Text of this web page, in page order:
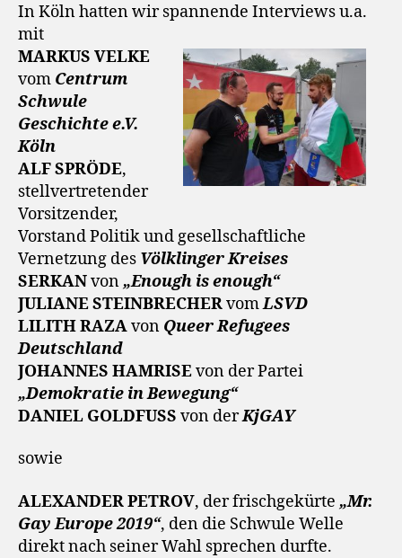
In Köln hatten wir spannende Interviews u.a.
mit
MARKUS VELKE
vom Centrum
Schwule
Geschichte e.V.
Köln
ALF SPRÖDE,
stellvertretender
Vorsitzender,
Vorstand Politik und gesellschaftliche
Vernetzung des Völklinger Kreises
SERKANvon „Enough is enough“
JULIANE STEINBRECHERvomLSVD
LILITH RAZAvon Queer Refugees
Deutschland
JOHANNES HAMRISEvon der Partei
„Demokratie in Bewegung“
DANIEL GOLDFUSS von derKjGAY
sowie
ALEXANDER PETROV, der frischgekürte „Mr.
Gay Europe 2019“, den die Schwule Welle
direkt nach seiner Wahl sprechen durfte.